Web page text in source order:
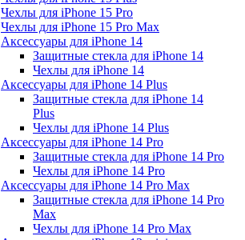
Чехлы для iPhone 15 Pro
Чехлы для iPhone 15 Pro Max
Аксессуары для iPhone 14
Защитные стекла для iPhone 14
Чехлы для iPhone 14
Аксессуары для iPhone 14 Plus
Защитные стекла для iPhone 14
Plus
Чехлы для iPhone 14 Plus
Аксессуары для iPhone 14 Pro
Защитные стекла для iPhone 14 Pro
Чехлы для iPhone 14 Pro
Аксессуары для iPhone 14 Pro Max
Защитные стекла для iPhone 14 Pro
Max
Чехлы для iPhone 14 Pro Max